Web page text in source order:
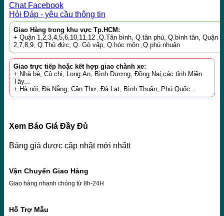
Chat Facebook
Hỏi Đáp - yêu cầu thông tin
Giao Hàng trong khu vực Tp.HCM:
+ Quận 1,2,3,4,5,6,10,11,12 ,Q.Tân bình, Q.tân phú, Q.bình tân, Quận
2,7,8,9, Q.Thủ đức, Q. Gò vấp, Q.hóc môn ,Q.phú nhuận
Giao trực tiếp hoặc kết hợp giao chành xe:
+ Nhà bè, Củ chi, Long An, Bình Dương, Đồng Nai,các tỉnh Miền
Tây...
+ Hà nội, Đà Nẳng, Cần Thơ, Đà Lạt, Bình Thuận, Phú Quốc...
Xem Báo Giá Đầy Đủ
Bảng giá được cập nhật mới nhấtt
Vận Chuyển Giao Hàng
Giao hàng nhanh chóng từ 8h-24H
Hỗ Trợ Mẫu